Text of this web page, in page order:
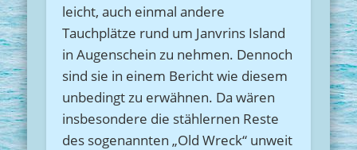
leicht, auch einmal andere
Tauchplätze rund um Janvrins Island
in Augenschein zu nehmen. Dennoch
sind sie in einem Bericht wie diesem
unbedingt zu erwähnen. Da wären
insbesondere die stählernen Reste
des sogenannten „Old Wreck“ unweit